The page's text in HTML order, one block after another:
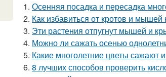
1. Осенняя посадка и пересадка
2. Как избавиться от кротов и мышей
3. Эти растения отпугнут мышей и
4. Можно ли сажать осенью
5. Какие многолетние цветы сажают
6. 8 лучших способов проверить